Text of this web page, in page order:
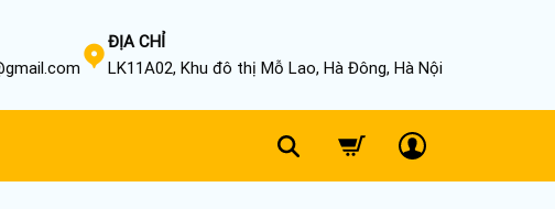
ĐỊA CHỈ
LK11A02, Khu đô thị Mỗ Lao, Hà Đông, Hà Nội